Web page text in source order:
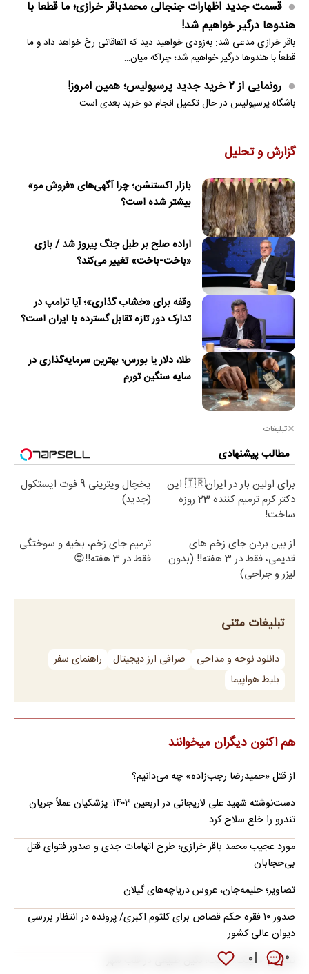
۰ ۰
قسمت جدید اظهارات جنجالی محمدباقر خرازی؛ ما قطعا با
هندوها درگیر خواهیم شد!
باقر خرازی مدعی شد: به‌زودی خواهید دید که اتفاقاتی رخ خواهد داد و ما
قطعاً با هندوها درگیر خواهیم شد؛ چراکه میان…
رونمایی از ۲ خرید جدید پرسپولیس؛ همین امروز!
باشگاه پرسپولیس در حال تکمیل انجام دو خرید بعدی است.
گزارش و تحلیل
بازار اکستنشن؛ چرا آگهی‌های «فروش مو»
بیشتر شده است؟
اراده صلح بر طبل جنگ پیروز شد / بازی
«باخت-باخت» تغییر می‌کند؟
وقفه برای «خشاب گذاری»؛ آیا ترامپ در
تدارک دور تازه تقابل گسترده با ایران است؟
طلا، دلار یا بورس؛ بهترین سرمایه‌گذاری در
سایه سنگین تورم
تبلیغات
مطالب پیشنهادی
برای اولین بار در ایران🇮🇷 این
دکتر کرم ترمیم کننده 23 روزه
ساخت!
یخچال ویترینی 9 فوت ایستکول
(جدید)
از بین بردن جای زخم های
قدیمی، فقط در 3 هفته!! (بدون
لیزر و جراحی)
ترمیم جای زخم، بخیه و سوختگی
فقط در 3 هفته!!😍
تبلیغات متنی
دانلود نوحه و مداحی صرافی ارز دیجیتال
راهنمای سفر
بلیط هواپیما
هم اکنون دیگران میخوانند
از قتل «حمیدرضا رجب‌زاده» چه می‌دانیم؟
دست‌نوشته شهید علی لاریجانی در اربعین ۱۴۰۳: پزشکیان عملاً جریان
تندرو را خلع سلاح کرد
مورد عجیب محمد باقر خرازی؛ طرح اتهامات جدی و صدور فتوای قتل
بی‌حجابان
تصاویر؛ حلیمه‌جان، عروس دریاچه‌های گیلان
صدور ۱۰ فقره حکم قصاص برای کلثوم اکبری/ پرونده در انتظار بررسی
دیوان عالی کشور
تصاویر؛ «عینک» رشت؛ نگین طبیعی در قلب شهر